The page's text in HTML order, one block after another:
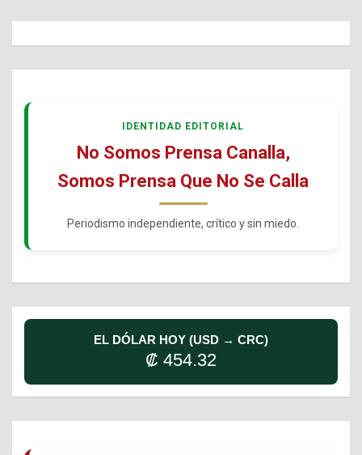
IDENTIDAD EDITORIAL
No Somos Prensa Canalla,
Somos Prensa Que No Se Calla
Periodismo independiente, crítico y sin miedo.
EL DÓLAR HOY (USD → CRC)
₡ 454.32